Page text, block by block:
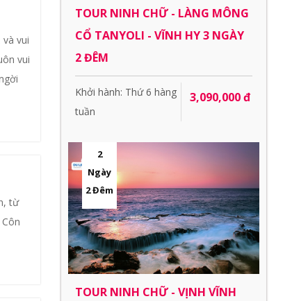
vui
vui
từ
TOUR NINH CHỮ - LÀNG MÔNG
CỔ TANYOLI - VĨNH HY 3 NGÀY
2 ĐÊM
Khởi hành: Thứ 6 hàng
tuần
3,090,000 đ
2
Ngày
2 Đêm
TOUR NINH CHỮ - VỊNH VĨNH